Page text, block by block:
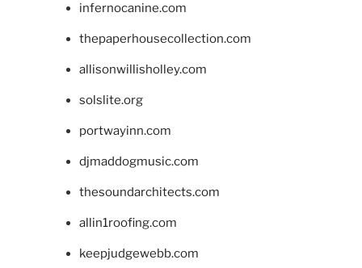
infernocanine.com
thepaperhousecollection.com
allisonwillisholley.com
solslite.org
portwayinn.com
djmaddogmusic.com
thesoundarchitects.com
allin1roofing.com
keepjudgewebb.com